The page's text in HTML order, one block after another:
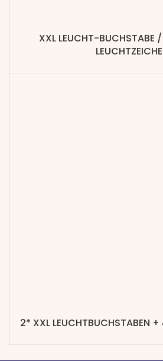
XXL LEUCHT-BUCHSTABE
2* XXL LEUCHTBUCHSTABEN +